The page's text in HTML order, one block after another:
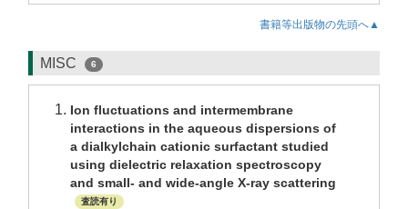
書籍等出版物の先頭へ▲
MISC 6
Ion fluctuations and intermembrane
interactions in the aqueous dispersions of
a dialkylchain cationic surfactant studied
using dielectric relaxation spectroscopy
and small- and wide-angle X-ray scattering
査読有り